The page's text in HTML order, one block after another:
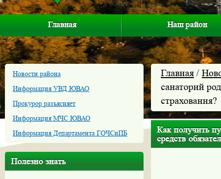
Главная Наш район
Новости района
Информация УВД ЮВАО
Прокурор разъясняет
Информация МЧС ЮВАО
Информация Департамента ГОЧСиПБ
Полезно знать
Главная /
санаторий
страхования?
Как получить
средств